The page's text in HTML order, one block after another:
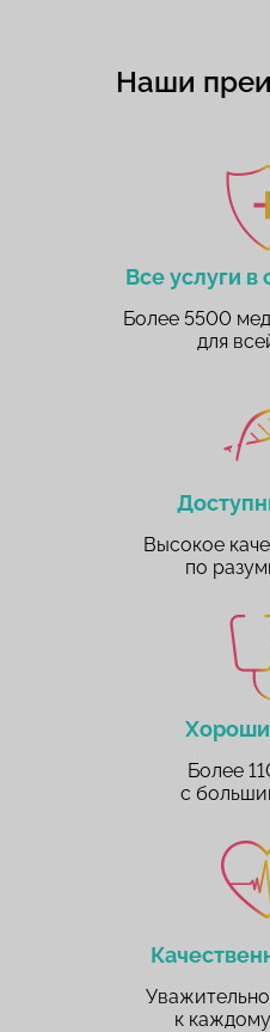
Наши
Все услуги в
Более 5500
для
Высокое
по
Более
с
к